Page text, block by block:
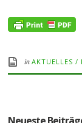
inAKTUELLES /